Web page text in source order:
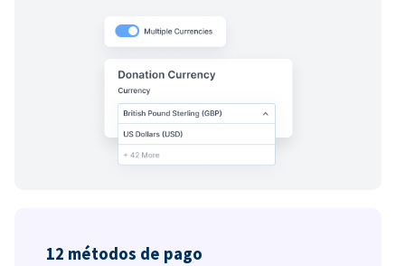
12 métodos de pago